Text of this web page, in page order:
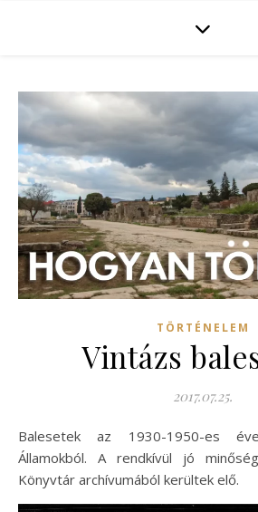
TÖRTÉNELEM
Vintázs
2017.07.25.
Balesetek az 1930-1950-es évekből az Egyesült
Államokból. A rendkívül jó
Könyvtár archívumából kerültek elő.